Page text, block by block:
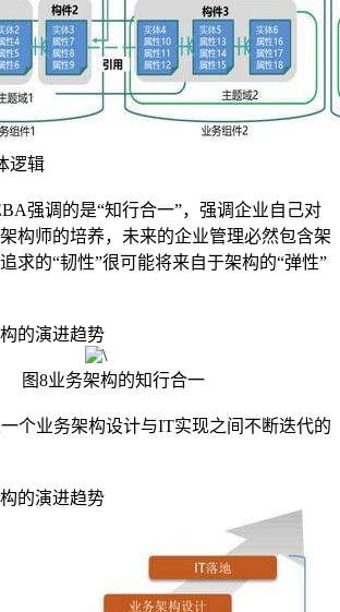
逻辑
强调的是“知行合一”，强调企业自己对
构师的培养，未来的企业管理必然包含架
求的“韧性”很可能将来自于架构的“弹性”
的演进趋势
8业务架构的知行合一
业务架构设计与IT实现之间不断迭代的
的演进趋势